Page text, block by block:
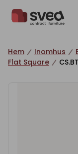
Hem Inomhus
Flat Square